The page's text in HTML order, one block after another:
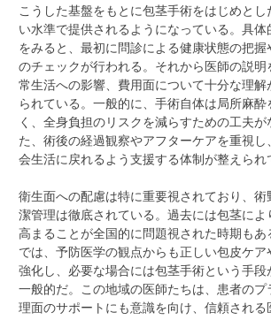
こうした基盤をもとに包茎手術をはじめと
い水準で提供されるようになっている。具
をみると、最初に問診による健康状態の把
のチェックが行われる。それから医師の説明
常生活への影響、費用面について十分な理
られている。一般的に、手術自体は局所麻
く、全身負担のリスクを減らすための工夫が
た、術後の経過観察やアフターケアを重視
会生活に戻れるよう支援する体制が整えられ
衛生面への配慮は特に重要視されており、
潔管理は徹底されている。過去には包茎に
高まることが全国的に問題視された時期も
では、予防医学の観点からも正しい包皮ケ
強化し、必要な場合には包茎手術という手
一般的だ。この地域の医師たちは、患者の
理面のサポートにも意識を向け、信頼され